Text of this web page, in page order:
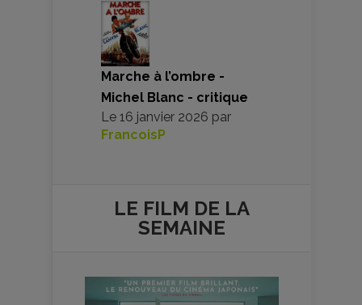
Marche à l’ombre -
Michel Blanc - critique
Le 16 janvier 2026 par
FrancoisP
LE FILM DE LA
SEMAINE